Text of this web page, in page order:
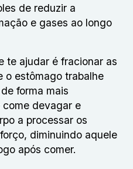
de reduzir a
e gases ao longo
te ajudar é fracionar as
o estômago trabalhe
forma mais
devagar e
a processar os
diminuindo aquele
após comer.